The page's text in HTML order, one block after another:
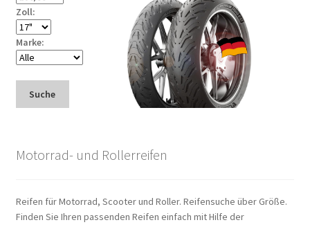
Zoll:
Marke:
Suche
Motorrad- und Rollerreifen
Reifen für Motorrad, Scooter und Roller. Reifensuche über Größe.
Finden Sie Ihren passenden Reifen einfach mit Hilfe der